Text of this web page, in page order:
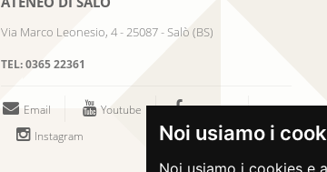
Noi usiamo i
Noi usiamo i cookies e
Via Marco Leonesio, 4-25087-Salò (BS)
TEL:0365 22361
Email Youtube
Facebook
Instagram